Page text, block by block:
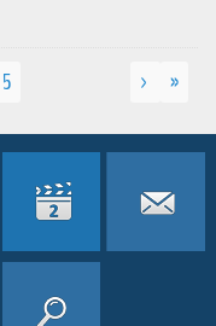
5 > »